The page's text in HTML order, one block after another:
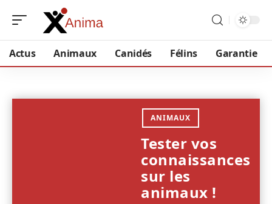
Actus Animaux Canidés Félins Garantie
ANIMAUX
Tester vos
connaissances
sur les
animaux !